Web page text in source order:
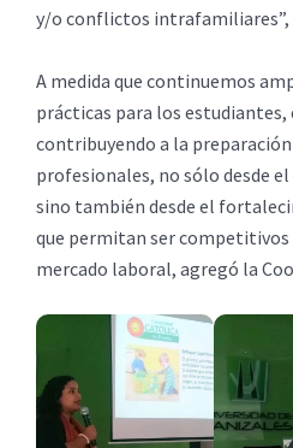
y/o conflictos intrafamiliares”,
A medida que continuemos
prácticas para los estudiantes,
contribuyendo a la
profesionales, no sólo desde
sino también desde el
que permitan ser competitivos
mercado laboral, agregó la